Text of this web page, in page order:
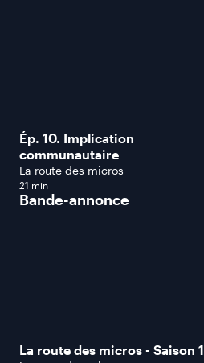
Ép. 10. Implication
communautaire
La route des micros
21 min
Bande-annonce
La route des micros - Saison 1